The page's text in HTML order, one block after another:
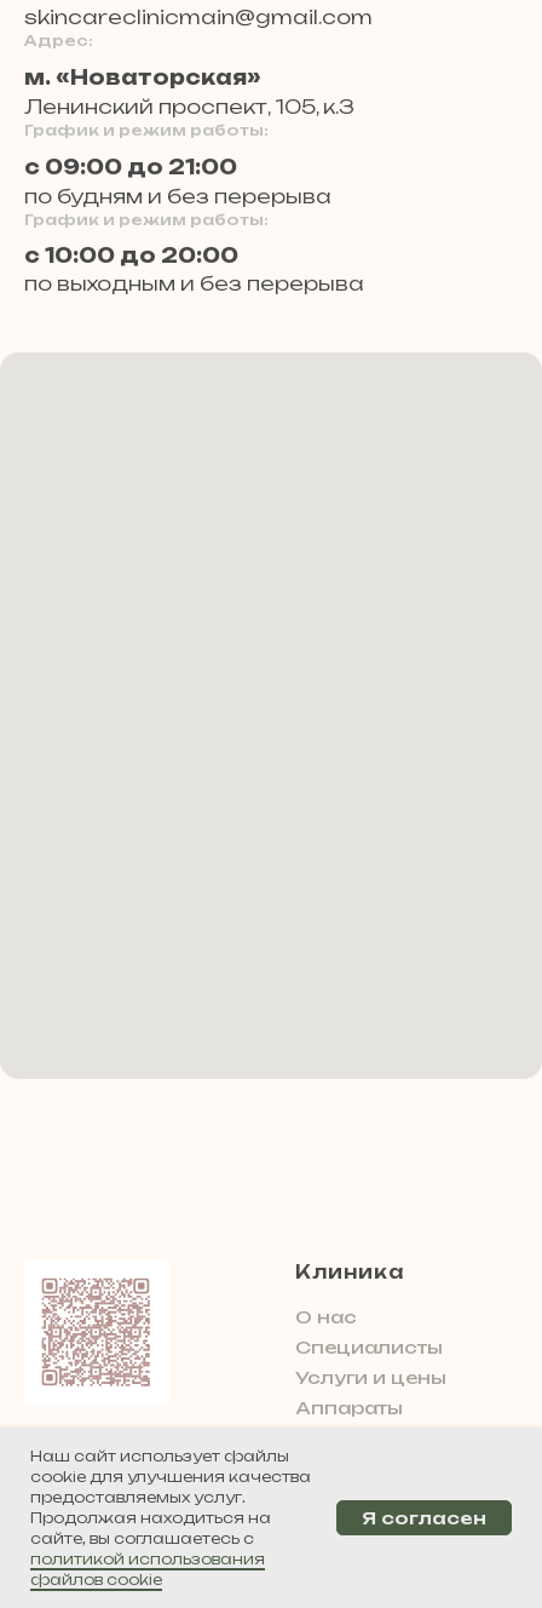
skincareclinicmain@gmail.com
Адрес:
м. «Новаторская»
Ленинский проспект, 105, к.3
График и режим работы:
с 09:00 до 21:00
по будням и без перерыва
График и режим работы:
с 10:00 до 20:00
по выходным и без перерыва
Наш сайт использует файлы
cookie для улучшения качества
предоставляемых услуг.
Продолжая находиться на
сайте, вы соглашаетесь с
политикой использования
файлов cookie
Я согласен
ООО «Клиника
лечения и
коррекции рубцов»
Клиника
О нас
Специалисты
Услуги и цены
Аппараты
Статьи
Контакты
Уголок потребителя